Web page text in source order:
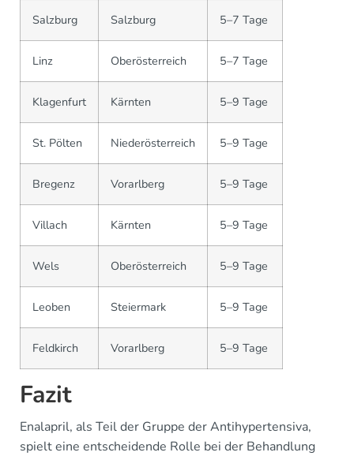
Salzburg Salzburg 5–7 Tage
Linz Oberösterreich 5–7 Tage
Klagenfurt Kärnten 5–9 Tage
St. Pölten Niederösterreich 5–9 Tage
Bregenz Vorarlberg 5–9 Tage
Villach Kärnten 5–9 Tage
Wels Oberösterreich 5–9 Tage
Leoben Steiermark 5–9 Tage
Feldkirch Vorarlberg 5–9 Tage
Fazit
Enalapril, als Teil der Gruppe der Antihypertensiva,
spielt eine entscheidende Rolle bei der Behandlung